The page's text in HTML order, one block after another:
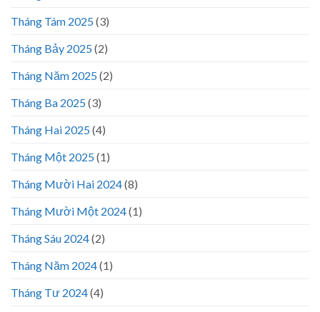
Tháng Tám 2025(3)
Tháng Bảy 2025(2)
Tháng Năm 2025(2)
Tháng Ba 2025(3)
Tháng Hai 2025(4)
Tháng Một 2025(1)
Tháng Mười Hai 2024(8)
Tháng Mười Một 2024(1)
Tháng Sáu 2024(2)
Tháng Năm 2024(1)
Tháng Tư 2024(4)